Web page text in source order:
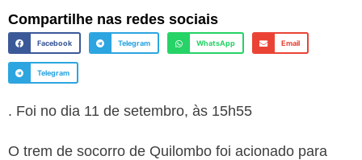
Compartilhe nas redes sociais
Facebook Telegram WhatsApp Email
Telegram
. Foi no dia 11 de setembro, às 15h55
O trem de socorro de Quilombo foi acionado para